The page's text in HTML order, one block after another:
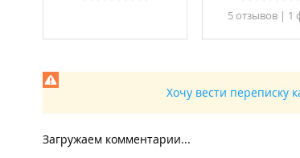
5 отзывов| 1
Хочу вести переписку
Загружаем комментарии...